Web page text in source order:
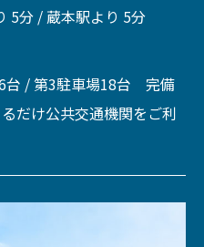
5分 / 蔵本駅より 5分
台 / 第3駐車場18台 完備
だけ公共交通機関をご利